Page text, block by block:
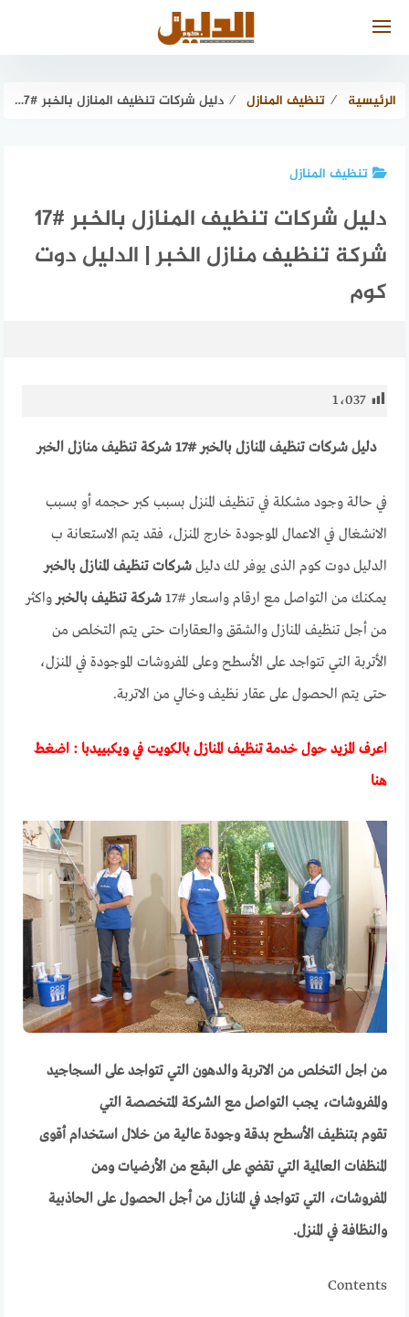
الرئيسية ⁄ تنظيف المنازل ⁄ دليل شركات تنظيف المنازل بالخبر #17 شركة تنظيف منازل الخبر | الدليل دوت كوم
تنظيف المنازل
دليل شركات تنظيف المنازل بالخبر #17
شركة تنظيف منازل الخبر | الدليل دوت
كوم
1٬037
دليل شركات تنظيف المنازل بالخبر #17 شركة تنظيف منازل الخبر
في حالة وجود مشكلة في تنظيف المنزل بسبب كبر حجمه أو بسبب
الانشغال في الاعمال الموجودة خارج المنزل، فقد يتم الاستعانة ب
الدليل دوت كوم الذى يوفر لك دليلشركات تنظيف المنازل بالخبر
يمكنك من التواصل مع ارقام واسعار #17
شركة تنظيف بالخبرواكثر
من أجل تنظيف المنازل والشقق والعقارات حتى يتم التخلص من
الأتربة التي تتواجد على الأسطح وعلى المفروشات الموجودة في المنزل،
حتى يتم الحصول على عقار نظيف وخالي من الاتربة.
اعرف المزيد حول خدمة تنظيف المنازل بالكويت في ويكبييدبا :اضغط
هنا
من اجل التخلص من الاتربة والدهون التي تتواجد على السجاجيد
والمفروشات، يجب التواصل مع الشركة المتخصصة التي
تقوم بتنظيف الأسطح بدقة وجودة عالية من خلال استخدام أقوى
المنظفات العالمية التي تقضي على البقع من الأرضيات ومن
المفروشات، التي تتواجد في المنازل من أجل الحصول على الحاذبية
والنظافة في المنزل.
Contents